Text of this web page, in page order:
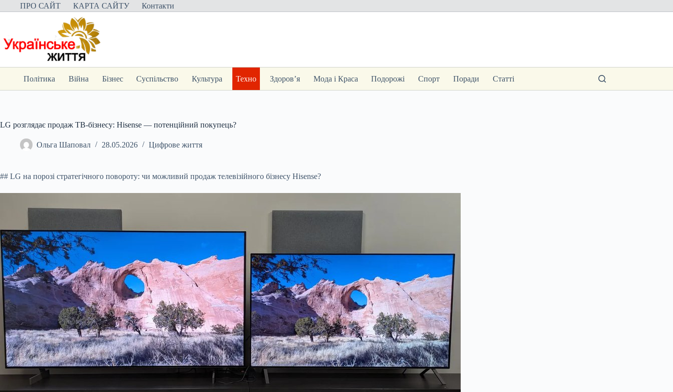
Перейти
до
ПРО САЙТ КАРТА САЙТУ Контакти
Політика Війна Бізнес Суспільство Культура Техно Здоров’я Мода і Краса Подорожі Спорт Поради Статті
LG розглядає продаж ТВ-бізнесу: Hisense — потенційний покупець?
Ольга Шаповал 28.05.2026 Цифрове життя
## LG на порозі стратегічного повороту: чи можливий продаж телевізійного бізнесу Hisense?